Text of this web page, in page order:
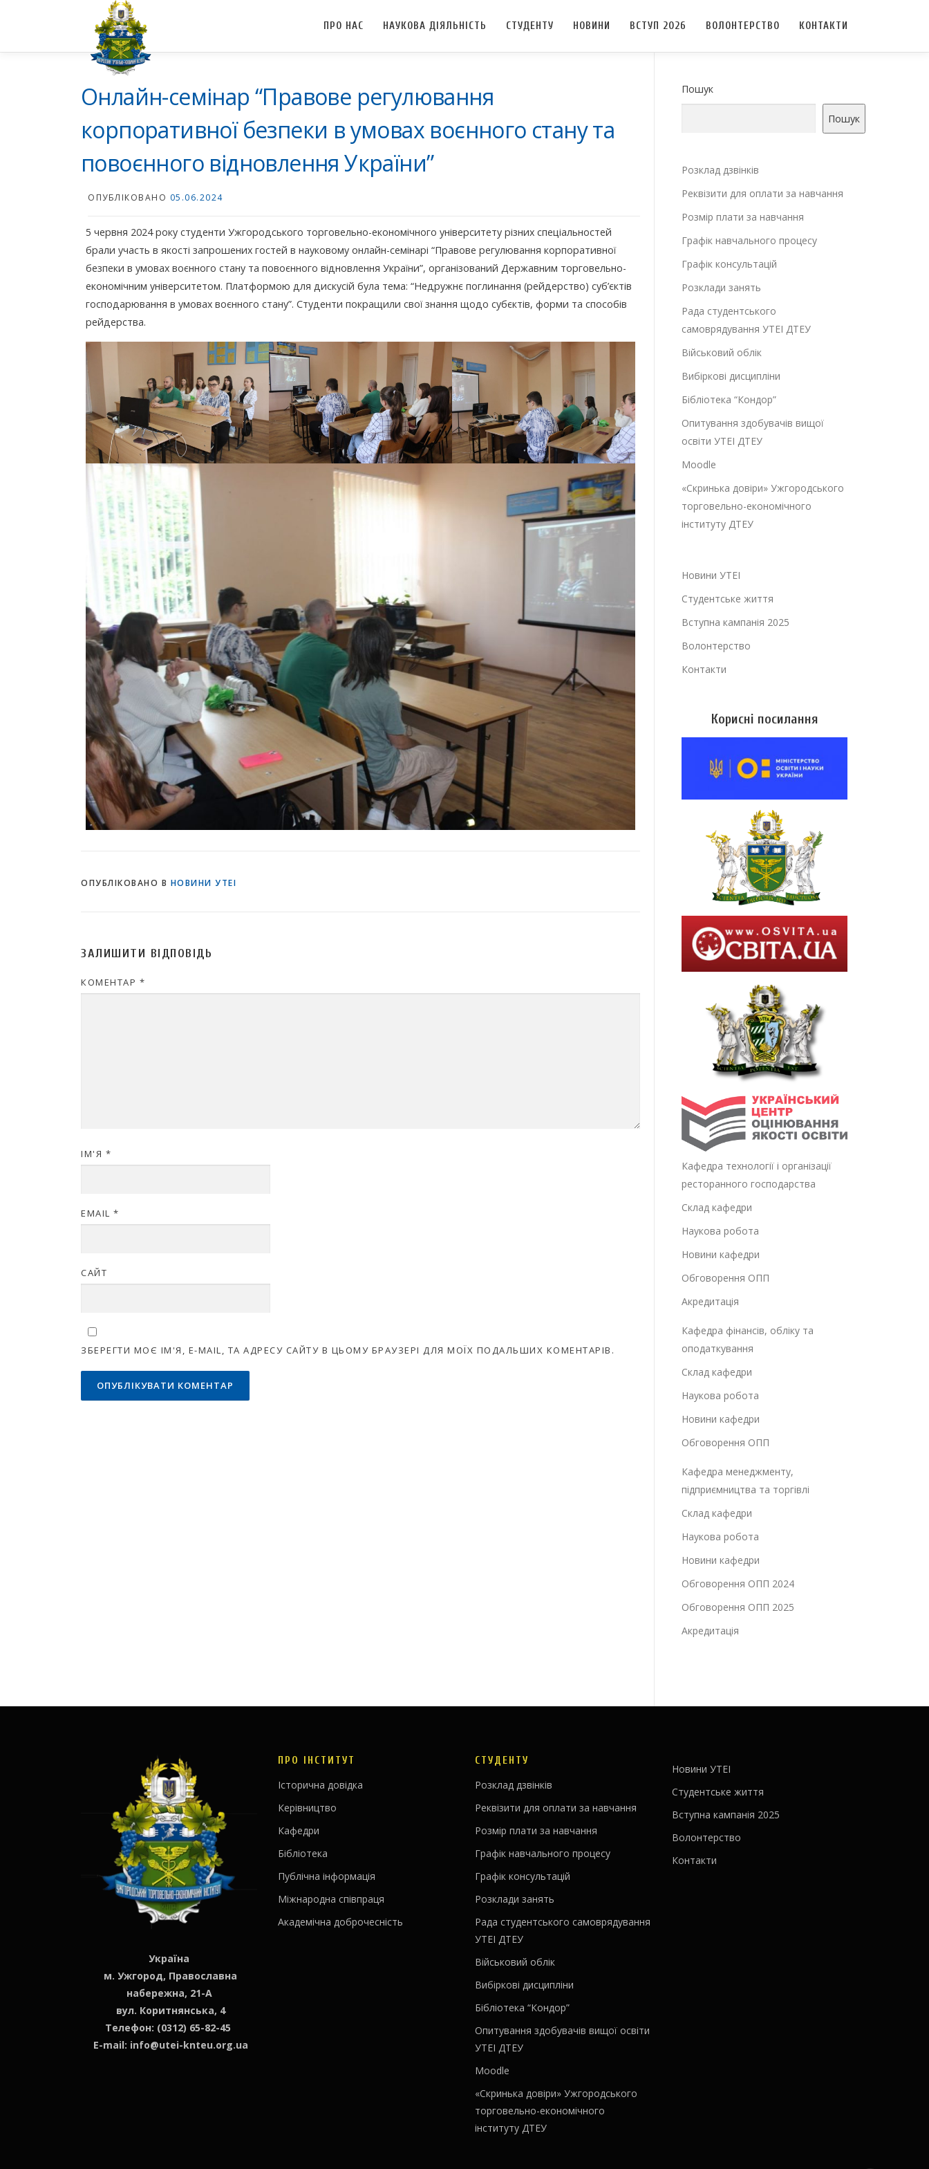
ПРО НАС НАУКОВА ДІЯЛЬНІСТЬ СТУДЕНТУ НОВИНИ ВСТУП 2026 ВОЛОНТЕРСТВО КОНТАКТИ
Онлайн-семінар “Правове регулювання
корпоративної безпеки в умовах воєнного стану та
повоєнного відновлення України”
ОПУБЛІКОВАНО 05.06.2024
5 червня 2024 року студенти Ужгородського торговельно-економічного університету різних спеціальностей
брали участь в якості запрошених гостей в науковому онлайн-семінарі “Правове регулювання корпоративної
безпеки в умовах воєнного стану та повоєнного відновлення України”, організований Державним торговельно-
економічним університетом. Платформою для дискусій була тема: “Недружнє поглинання (рейдерство) суб’єктів
господарювання в умовах воєнного стану”. Студенти покращили свої знання щодо субєктів, форми та способів
рейдерства.
ОПУБЛІКОВАНО В НОВИНИ УТЕІ
ЗАЛИШИТИ ВІДПОВІДЬ
КОМЕНТАР *
ІМ'Я *
EMAIL *
САЙТ
ЗБЕРЕГТИ МОЄ ІМ'Я, E-MAIL, ТА АДРЕСУ САЙТУ В ЦЬОМУ БРАУЗЕРІ ДЛЯ МОЇХ ПОДАЛЬШИХ КОМЕНТАРІВ.
Пошук
Пошук
Розклад дзвінків
Реквізити для оплати за навчання
Розмір плати за навчання
Графік навчального процесу
Графік консультацій
Розклади занять
Рада студентського
самоврядування УТЕІ ДТЕУ
Військовий облік
Вибіркові дисципліни
Бібліотека “Кондор”
Опитування здобувачів вищої
освіти УТЕІ ДТЕУ
Moodle
«Скринька довіри» Ужгородського
торговельно-економічного
інституту ДТЕУ
Новини УТЕІ
Студентське життя
Вступна кампанія 2025
Волонтерство
Контакти
Корисні посилання
Кафедра технології і організації
ресторанного господарства
Склад кафедри
Наукова робота
Новини кафедри
Обговорення ОПП
Акредитація
Кафедра фінансів, обліку та
оподаткування
Склад кафедри
Наукова робота
Новини кафедри
Обговорення ОПП
Кафедра менеджменту,
підприємництва та торгівлі
Склад кафедри
Наукова робота
Новини кафедри
Обговорення ОПП 2024
Обговорення ОПП 2025
Акредитація
Україна
м. Ужгород, Православна
набережна, 21-А
вул. Коритнянська, 4
Телефон: (0312) 65-82-45
E-mail: info@utei-knteu.org.ua
ПРО ІНСТИТУТ
Історична довідка
Керівництво
Кафедри
Бібліотека
Публічна інформація
Міжнародна співпраця
Академічна доброчесність
СТУДЕНТУ
Розклад дзвінків
Реквізити для оплати за навчання
Розмір плати за навчання
Графік навчального процесу
Графік консультацій
Розклади занять
Рада студентського самоврядування
УТЕІ ДТЕУ
Військовий облік
Вибіркові дисципліни
Бібліотека “Кондор”
Опитування здобувачів вищої освіти
УТЕІ ДТЕУ
Moodle
«Скринька довіри» Ужгородського
торговельно-економічного
інституту ДТЕУ
Новини УТЕІ
Студентське життя
Вступна кампанія 2025
Волонтерство
Контакти